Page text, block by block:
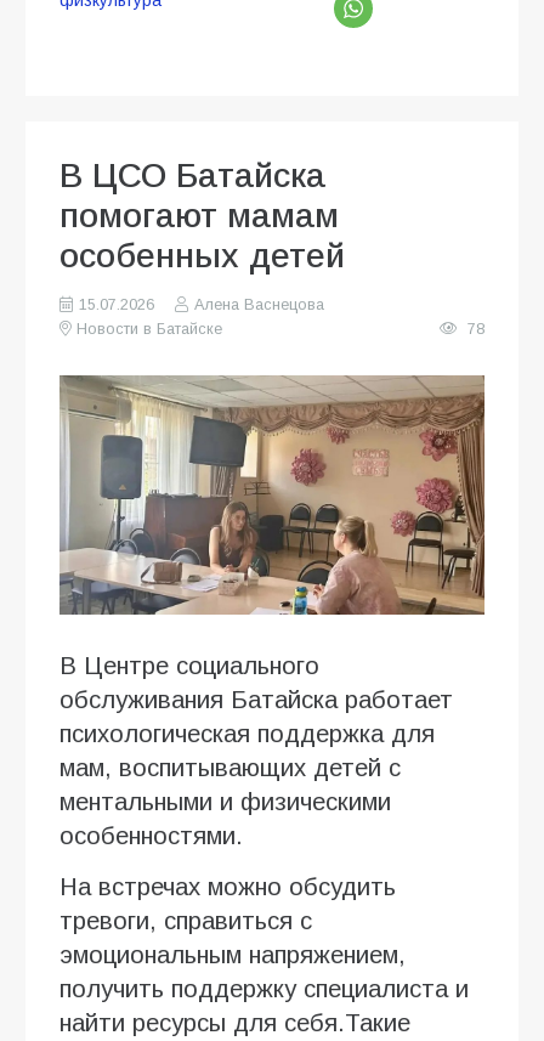
В ЦСО Батайска
помогают мамам
особенных детей
15.07.2026
Алена Васнецова
Новости в Батайске
78
В Центре социального
обслуживания Батайска работает
психологическая поддержка для
мам, воспитывающих детей с
ментальными и физическими
особенностями.
На встречах можно обсудить
тревоги, справиться с
эмоциональным напряжением,
получить поддержку специалиста и
найти ресурсы для себя.Такие